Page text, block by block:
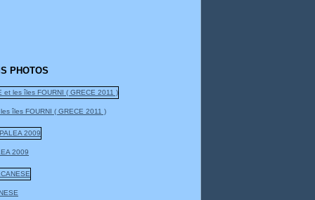
PHOTOS
îles FOURNI ( GRECE 2011 )
2009